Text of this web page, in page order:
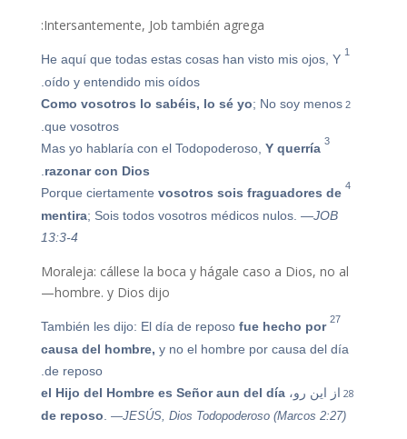
Intersantemente, Job también agrega:
1
He aquí que todas estas cosas han visto mis ojos,
Y
oído y entendido mis oídos.
Como vosotros lo sabéis, lo sé yo; No soy menos
que vosotros.
3
Mas yo hablaría con el Todopoderoso,
Y querría
razonar con Dios
4
Porque ciertamente
vosotros sois fraguadores de
mentira; Sois todos vosotros médicos nulos. —JOB
13:3-4
Moraleja: cállese la boca y hágale caso a Dios, no al
hombre. y Dios dijo—
27
También les dijo: El día de reposo fue hecho por
causa del hombre, y no el hombre por causa del día
de reposo.
از این رو،el Hijo del Hombre es Señor aun del día
de reposo —JESÚS, Dios Todopoderoso (Marcos 2:27)